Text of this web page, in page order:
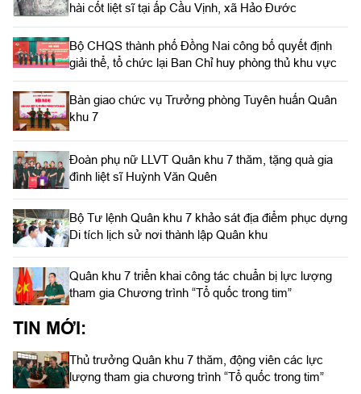
hài cốt liệt sĩ tại ấp Cầu Vịnh, xã Hảo Đước
Bộ CHQS thành phố Đồng Nai công bố quyết định
giải thể, tổ chức lại Ban Chỉ huy phòng thủ khu vực
Bàn giao chức vụ Trưởng phòng Tuyên huấn Quân
khu 7
Đoàn phụ nữ LLVT Quân khu 7 thăm, tặng quà gia
đình liệt sĩ Huỳnh Văn Quên
Bộ Tư lệnh Quân khu 7 khảo sát địa điểm phục dựng
Di tích lịch sử nơi thành lập Quân khu
Quân khu 7 triển khai công tác chuẩn bị lực lượng
tham gia Chương trình “Tổ quốc trong tim”
TIN MỚI:
Thủ trưởng Quân khu 7 thăm, động viên các lực
lượng tham gia chương trình “Tổ quốc trong tim”